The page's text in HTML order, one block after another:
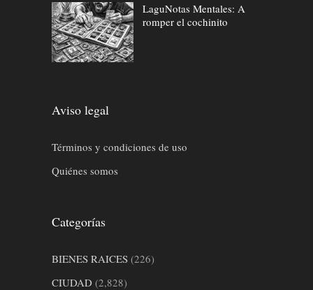
LaguNotas Mentales: A
romper el cochinito
Aviso legal
Términos y condiciones de uso
Quiénes somos
Categorías
BIENES RAICES (226)
CIUDAD (2,828)